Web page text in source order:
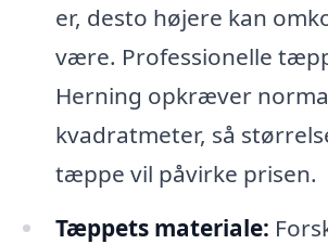
er, desto højere kan
være. Professionelle
Herning opkræver
kvadratmeter, så
tæppe vil påvirke prisen.
Tæppets materiale: